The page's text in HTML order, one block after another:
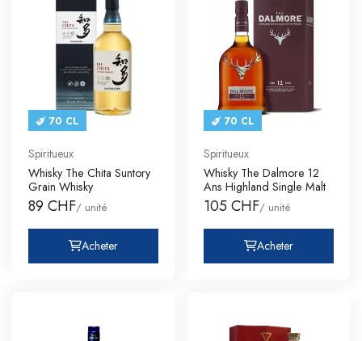
70 CL
Spiritueux
Whisky The Chita Suntory
Grain Whisky
89 CHF/ unité
Acheter
70 CL
Spiritueux
Whisky The Dalmore 12
Ans Highland Single Malt
105 CHF/ unité
Acheter